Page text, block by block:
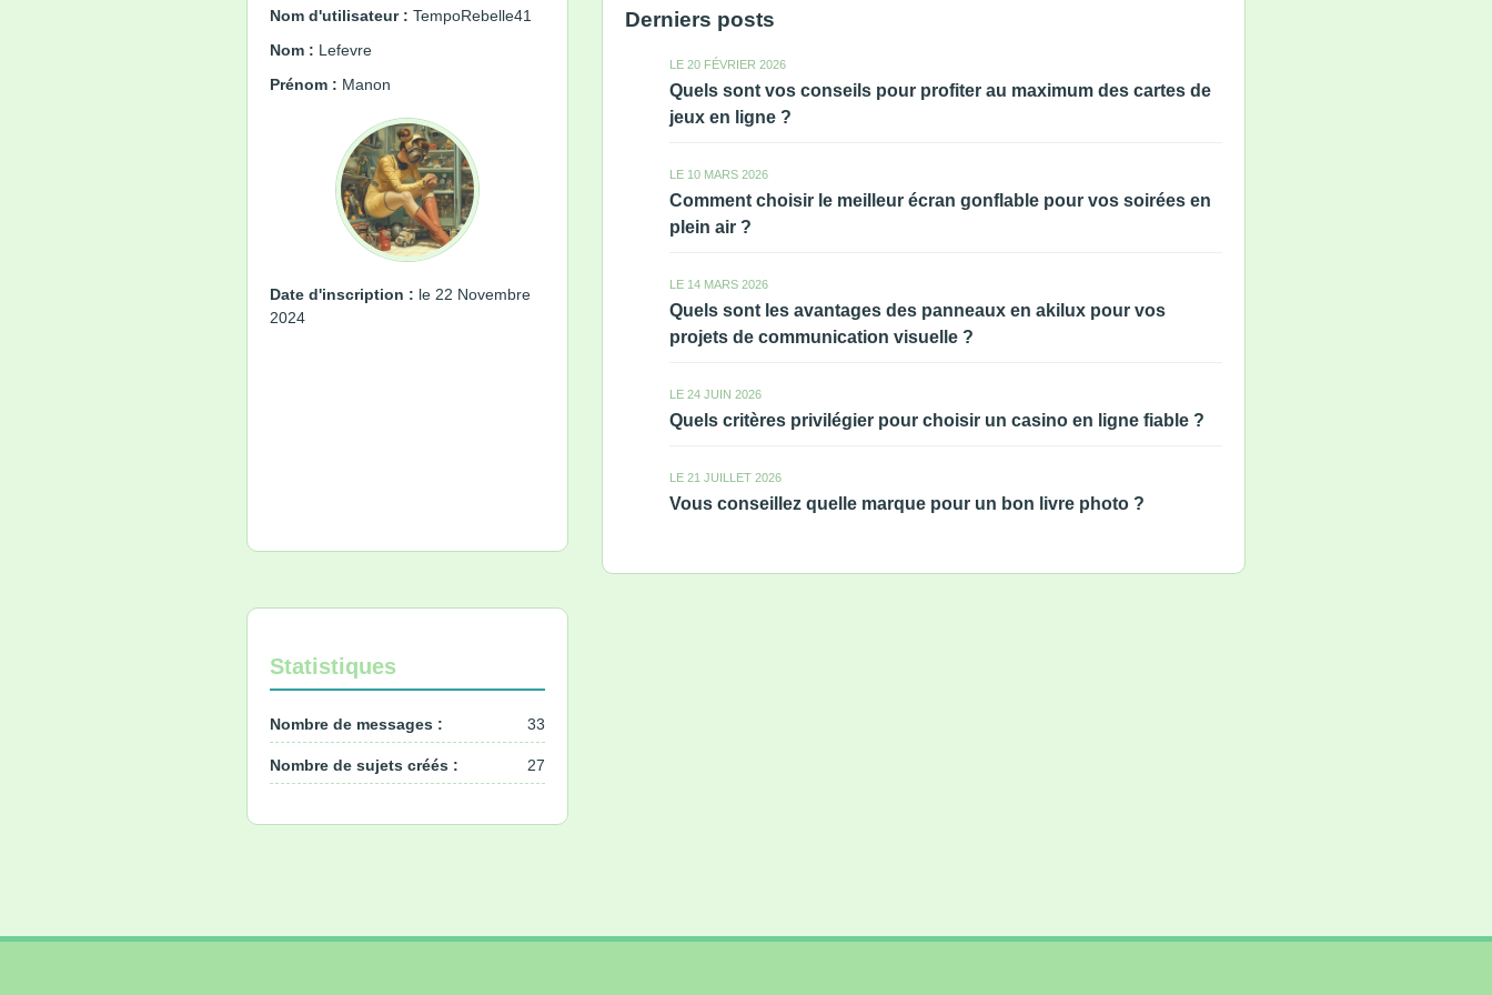
Nom d'utilisateur : TempoRebelle41
Nom : Lefevre
Prénom : Manon
Date d'inscription : le 22 Novembre
2024
Derniers posts
LE 20 FÉVRIER 2026
Quels sont vos conseils pour profiter au maximum des cartes de
jeux en ligne ?
LE 10 MARS 2026
Comment choisir le meilleur écran gonflable pour vos soirées en
plein air ?
LE 14 MARS 2026
Quels sont les avantages des panneaux en akilux pour vos
projets de communication visuelle ?
LE 24 JUIN 2026
Quels critères privilégier pour choisir un casino en ligne fiable ?
LE 21 JUILLET 2026
Vous conseillez quelle marque pour un bon livre photo ?
Statistiques
Nombre de messages : 33
Nombre de sujets créés : 27